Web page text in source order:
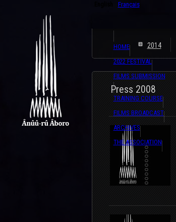
Français
HOME
2022 FESTIVAL
FILMS SUBMISSION
TRAINING COURSE
FILMS BROADCAST
ARCHIVES
THE ASSOCIATION
2014
Press 2008